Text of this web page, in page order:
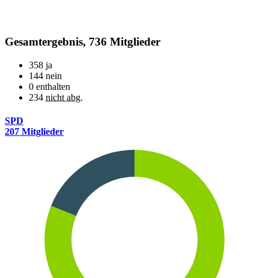
Gesamtergebnis, 736 Mitglieder
358 ja
144 nein
0 enthalten
234 nicht abg.
SPD
207 Mitglieder